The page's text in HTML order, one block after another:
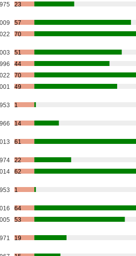
23
57
70
51
44
70
49
1
14
61
22
62
1
64
53
19